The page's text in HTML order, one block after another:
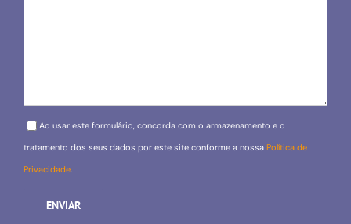
Please leave this field empty.
Ao usar este formulário, concorda com o armazenamento e o
tratamento dos seus dados por este site conforme a nossa Política de
Privacidade